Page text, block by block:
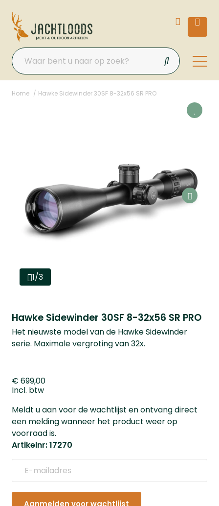
Home Hawke Sidewinder 30SF 8-32x56 SR PRO
1/3
Hawke Sidewinder 30SF 8-32x56 SR PRO
Het nieuwste model van de Hawke Sidewinder
serie. Maximale vergroting van 32x.
€ 699,00
Incl. btw
Meldt u aan voor de wachtlijst en ontvang direct
een melding wanneer het product weer op
voorraad is.
Artikelnr: 17270
Aanmelden voor wachtlijst